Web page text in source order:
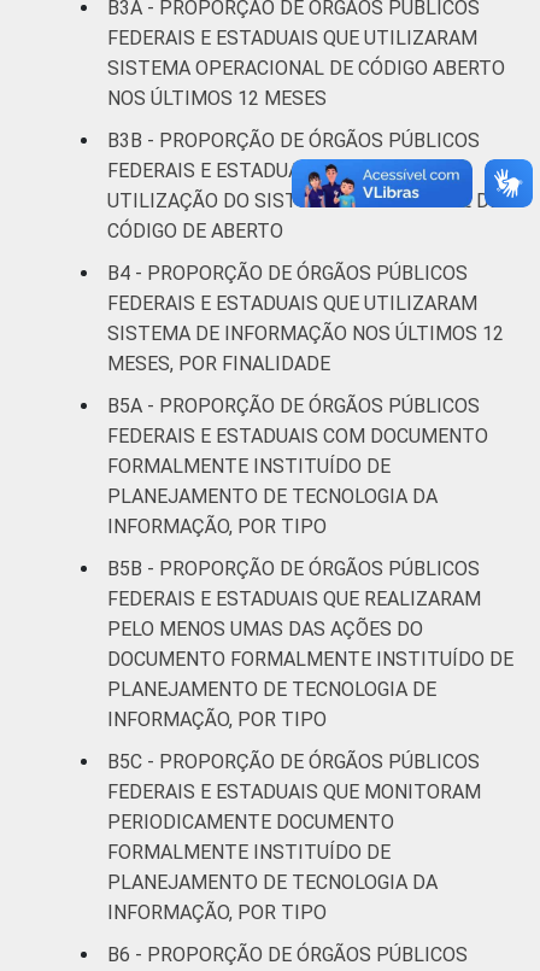
B3A - PROPORÇÃO DE ÓRGÃOS PÚBLICOS
FEDERAIS E ESTADUAIS QUE UTILIZARAM
SISTEMA OPERACIONAL DE CÓDIGO ABERTO
NOS ÚLTIMOS 12 MESES
B3B - PROPORÇÃO DE ÓRGÃOS PÚBLICOS
FEDERAIS E ESTADUAIS, POR FIM DE
UTILIZAÇÃO DO SISTEMA OPERACIONAL DE
CÓDIGO DE ABERTO
B4 - PROPORÇÃO DE ÓRGÃOS PÚBLICOS
FEDERAIS E ESTADUAIS QUE UTILIZARAM
SISTEMA DE INFORMAÇÃO NOS ÚLTIMOS 12
MESES, POR FINALIDADE
B5A - PROPORÇÃO DE ÓRGÃOS PÚBLICOS
FEDERAIS E ESTADUAIS COM DOCUMENTO
FORMALMENTE INSTITUÍDO DE
PLANEJAMENTO DE TECNOLOGIA DA
INFORMAÇÃO, POR TIPO
B5B - PROPORÇÃO DE ÓRGÃOS PÚBLICOS
FEDERAIS E ESTADUAIS QUE REALIZARAM
PELO MENOS UMAS DAS AÇÕES DO
DOCUMENTO FORMALMENTE INSTITUÍDO DE
PLANEJAMENTO DE TECNOLOGIA DE
INFORMAÇÃO, POR TIPO
B5C - PROPORÇÃO DE ÓRGÃOS PÚBLICOS
FEDERAIS E ESTADUAIS QUE MONITORAM
PERIODICAMENTE DOCUMENTO
FORMALMENTE INSTITUÍDO DE
PLANEJAMENTO DE TECNOLOGIA DA
INFORMAÇÃO, POR TIPO
B6 - PROPORÇÃO DE ÓRGÃOS PÚBLICOS